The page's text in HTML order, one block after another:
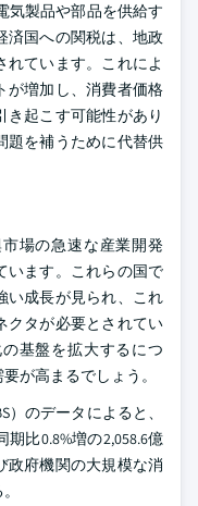
気製品や部品を供給す
済国への関税は、地政
ています。これによ
が増加し、消費者価格
起こす可能性があり
題を補うために代替供
場の急速な産業開発
います。これらの国で
い成長が見られ、これ
クタが必要とされてい
基盤を拡大するにつ
が高まるでしょう。
）のデータによると、
比0.8%増の2,058.6億
政府機関の大規模な消